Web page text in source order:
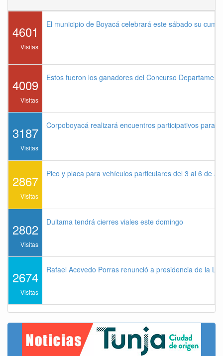
4601
Visitas
El municipio de Boyacá celebrará este sábado su
4009
Visitas
Estos fueron los ganadores del Concurso
3187
Visitas
Corpoboyacá realizará encuentros participativos para
2867
Visitas
Pico y placa para vehículos particulares del 3 al 6 de
2802
Visitas
Duitama tendrá cierres viales este domingo
2674
Visitas
Rafael Acevedo Porras renunció a presidencia de la